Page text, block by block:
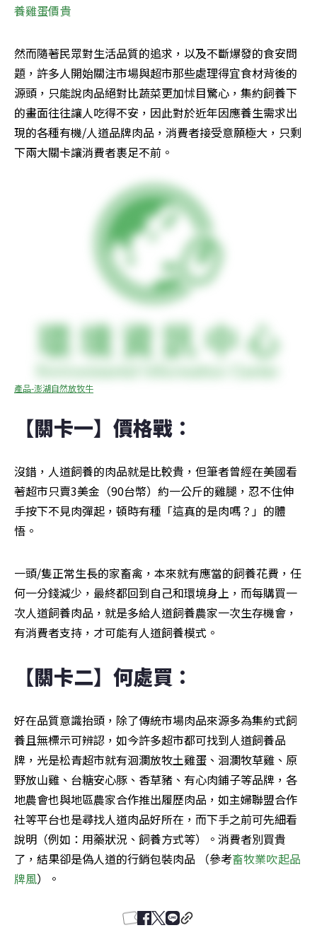
養雞蛋價貴
然而隨著民眾對生活品質的追求，以及不斷爆發的食安問
題，許多人開始關注市場與超市那些處理得宜食材背後的
源頭，只能說肉品絕對比蔬菜更加怵目驚心，集約飼養下
的畫面往往讓人吃得不安，因此對於近年因應養生需求出
現的各種有機/人道品牌肉品，消費者接受意願極大，只剩
下兩大關卡讓消費者裹足不前。
產品-澎湖自然放牧牛
【關卡一】價格戰：
沒錯，人道飼養的肉品就是比較貴，但筆者曾經在美國看
著超市只賣3美金（90台幣）約一公斤的雞腿，忍不住伸
手按下不見肉彈起，頓時有種「這真的是肉嗎？」的體
悟。
一頭/隻正常生長的家畜禽，本來就有應當的飼養花費，任
何一分錢減少，最終都回到自己和環境身上，而每購買一
次人道飼養肉品，就是多給人道飼養農家一次生存機會，
有消費者支持，才可能有人道飼養模式。
【關卡二】何處買：
好在品質意識抬頭，除了傳統市場肉品來源多為集約式飼
養且無標示可辨認，如今許多超市都可找到人道飼養品
牌，光是松青超市就有洄瀾放牧土雞蛋、洄瀾牧草雞、原
野放山雞、台糖安心豚、香草豬、有心肉鋪子等品牌，各
地農會也與地區農家合作推出履歷肉品，如主婦聯盟合作
社等平台也是尋找人道肉品好所在，而下手之前可先細看
說明（例如：用藥狀況、飼養方式等）。消費者別買貴
了，結果卻是偽人道的行銷包裝肉品 （參考畜牧業吹起品
牌風）。